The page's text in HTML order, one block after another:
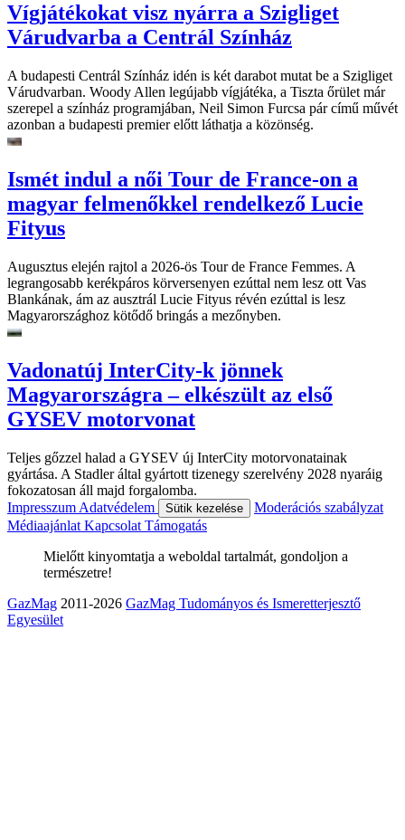
Vígjátékokat visz nyárra a Szigliget
Várudvarba a Centrál Színház
A budapesti Centrál Színház idén is két darabot mutat be a Szigliget
Várudvarban. Woody Allen legújabb vígjátéka, a Tiszta őrület már
szerepel a színház programjában, Neil Simon Furcsa pár című művét
azonban a budapesti premier előtt láthatja a közönség.
Ismét indul a női Tour de France-on a
magyar felmenőkkel rendelkező Lucie
Fityus
Augusztus elején rajtol a 2026-ös Tour de France Femmes. A
legrangosabb kerékpáros körversenyen ezúttal nem lesz ott Vas
Blankának, ám az ausztrál Lucie Fityus révén ezúttal is lesz
Magyarországhoz kötődő bringás a mezőnyben.
Vadonatúj InterCity-k jönnek
Magyarországra – elkészült az első
GYSEV motorvonat
Teljes gőzzel halad a GYSEV új InterCity motorvonatainak
gyártása. A Stadler által gyártott tizenegy szerelvény 2028 nyaráig
fokozatosan áll majd forgalomba.
Impresszum Adatvédelem Sütik kezelése
Moderációs szabályzat
Médiaajánlat Kapcsolat Támogatás
Mielőtt kinyomtatja a weboldal tartalmát, gondoljon a
természetre!
GazMag 2011-2026 GazMag Tudományos és Ismeretterjesztő
Egyesület